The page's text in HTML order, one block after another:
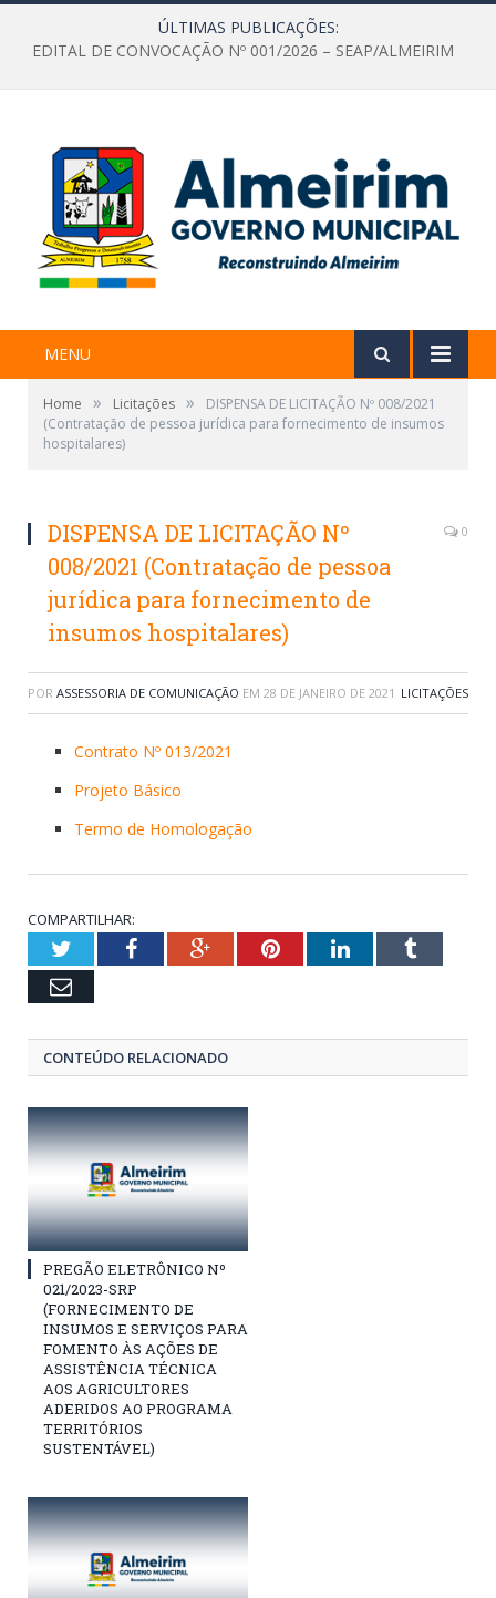
ÚLTIMAS PUBLICAÇÕES:
EDITAL DE CONVOCAÇÃO Nº 001/2026 – SEAP/ALMEIRIM
MENU
Home » Licitações »
DISPENSA DE LICITAÇÃO Nº 008/2021
(Contratação de pessoa jurídica para fornecimento de insumos
hospitalares)
DISPENSA DE LICITAÇÃO Nº
008/2021 (Contratação de pessoa
jurídica para fornecimento de
insumos hospitalares)
0
POR ASSESSORIA DE COMUNICAÇÃO EM 28 DE JANEIRO DE 2021 LICITAÇÕES
Contrato Nº 013/2021
Projeto Básico
Termo de Homologação
COMPARTILHAR:
TwitterFacebookGoogle+PinterestLinkedInTumblr
Email
CONTEÚDO RELACIONADO
PREGÃO ELETRÔNICO Nº
021/2023-SRP
(FORNECIMENTO DE
INSUMOS E SERVIÇOS PARA
FOMENTO ÀS AÇÕES DE
ASSISTÊNCIA TÉCNICA
AOS AGRICULTORES
ADERIDOS AO PROGRAMA
TERRITÓRIOS
SUSTENTÁVEL)